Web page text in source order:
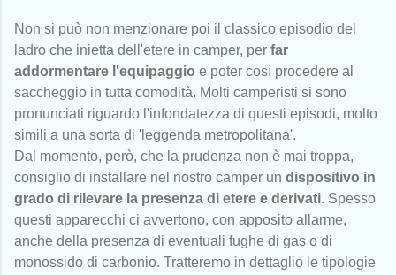
Non si può non menzionare poi il classico episodio del
ladro che inietta dell'etere in camper, per far
addormentare l'equipaggio e poter così procedere al
saccheggio in tutta comodità. Molti camperisti si sono
pronunciati riguardo l'infondatezza di questi episodi, molto
simili a una sorta di 'leggenda metropolitana'.
Dal momento, però, che la prudenza non è mai troppa,
consiglio di installare nel nostro camper un dispositivo in
grado di rilevare la presenza di etere e derivati. Spesso
questi apparecchi ci avvertono, con apposito allarme,
anche della presenza di eventuali fughe di gas o di
monossido di carbonio. Tratteremo in dettaglio le tipologie